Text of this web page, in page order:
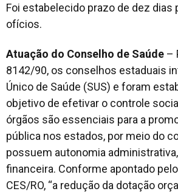
Foi estabelecido prazo de dez dias
ofícios.
Atuação do Conselho de Saúde –
8142/90, os conselhos estaduais
Único de Saúde (SUS) e foram
objetivo de efetivar o controle
órgãos são essenciais para a
pública nos estados, por meio do
possuem autonomia
financeira. Conforme apontado
CES/RO, “a redução da dotação